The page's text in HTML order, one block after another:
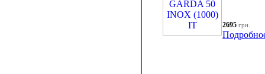
2695 грн.